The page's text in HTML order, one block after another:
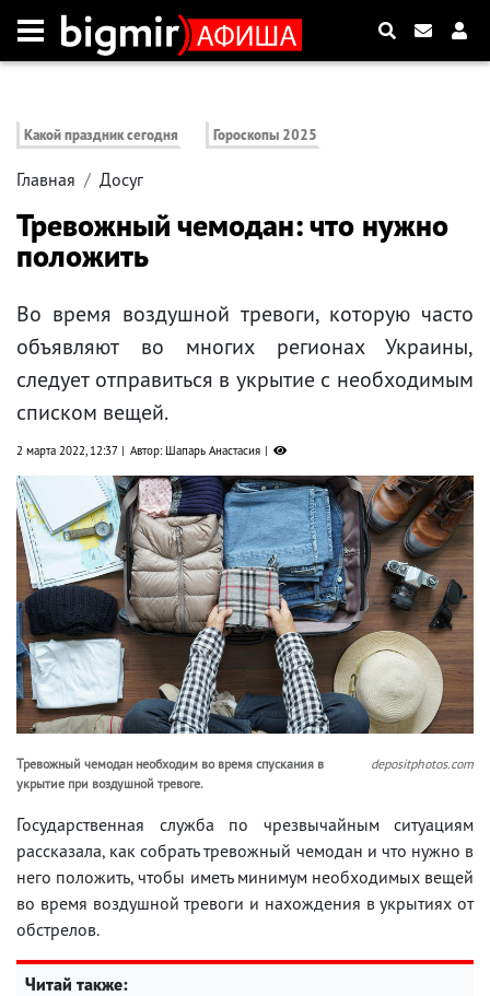
Какой праздник сегодня Гороскопы 2025
Главная Досуг
Тревожный чемодан: что нужно
положить
Во время воздушной тревоги, которую часто
объявляют во многих регионах Украины,
следует отправиться в укрытие с необходимым
списком вещей.
2 марта 2022, 12:37 Автор: Шапарь Анастасия
Тревожный чемодан необходим во время спускания в
укрытие при воздушной тревоге.
depositphotos.com
Государственная служба по чрезвычайным ситуациям
рассказала, как собрать тревожный чемодан и что нужно в
него положить, чтобы иметь минимум необходимых вещей
во время воздушной тревоги и нахождения в укрытиях от
обстрелов.
Читай также: